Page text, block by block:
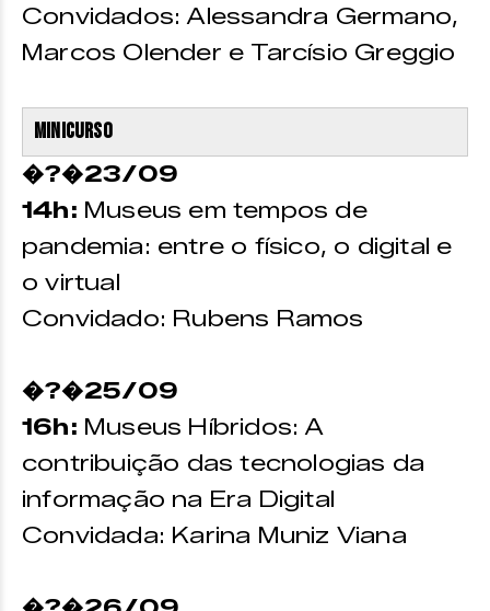
Convidados: Alessandra Germano,
Marcos Olender e Tarcísio Greggio
Minicurso
�?�23/09
14h: Museus em tempos de
pandemia: entre o físico, o digital e
o virtual
Convidado: Rubens Ramos
�?�25/09
16h: Museus Híbridos: A
contribuição das tecnologias da
informação na Era Digital
Convidada: Karina Muniz Viana